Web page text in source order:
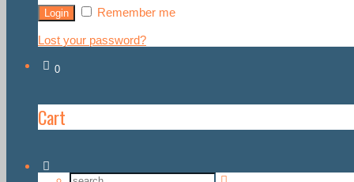
Remember me
Lost your password?
0
Cart